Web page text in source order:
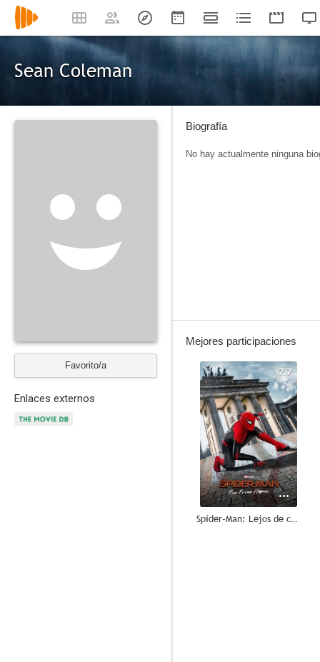
Sean Coleman
Favorito/a
Enlaces externos
Biografía
No hay actualmente ninguna
Mejores participaciones
7.7
Spider-Man: Lejos de casa